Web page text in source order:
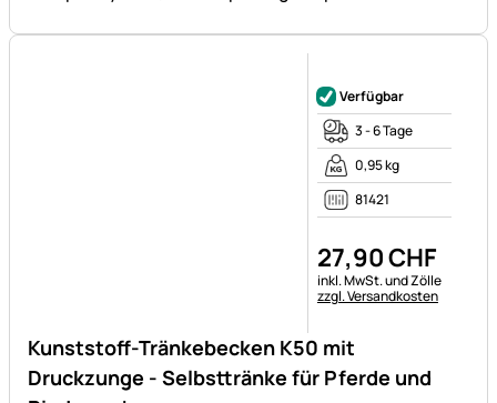
Kunststoff-Tränkebecken K50 mit
Druckzunge - Selbsttränke für Pferde und
Tränkebecken für frisches und sauberes Trinkwasser
mehr Sicherheit dank abgerundeter Kanten
hochwertiger Kunststoff für lange Haltbarkeit
robuste Selbsttränke für Ihren Stall oder Ihre Weide
0,95 kg
27, 90CHF
Steuerhinweis:
inkl. MwSt. und Zölle
zzgl. Versandkosten